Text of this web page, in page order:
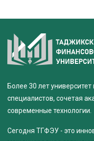
Более 30 лет
специалистов, сочетая
современные технологии.
Сегодня ТГФЭУ - это